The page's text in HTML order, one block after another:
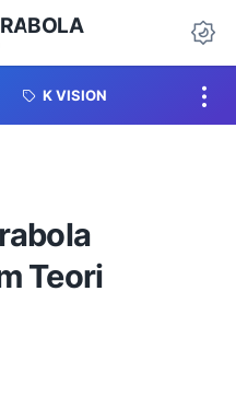
K VISION
Teori